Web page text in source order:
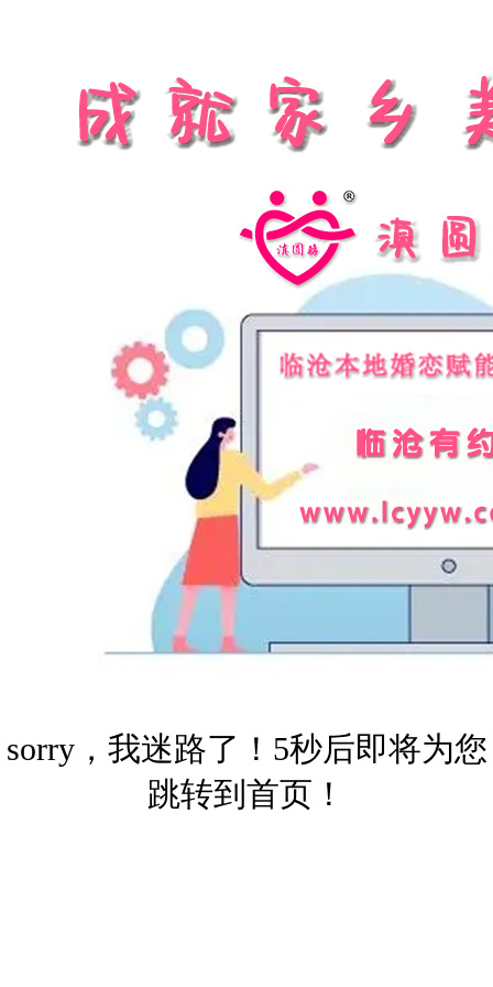
sorry，我迷路了！5秒后即将为您
跳转到首页！